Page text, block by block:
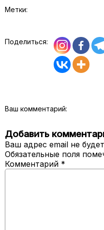
Метки:
Поделиться:
Ваш комментарий:
Добавить
Ваш адрес email не
Обязательные поля
Комментарий *